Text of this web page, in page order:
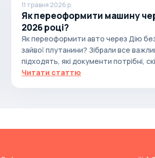
11 травня 2026 р.
Як переоформити машину
2026 році?
Як переоформити авто через Дію
зайвої плутанини? Зібрали все
підходять, які документи потрібні,
Читати статтю